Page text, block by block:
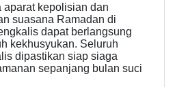
aparat kepolisian dan
suasana Ramadan di
dapat berlangsung
kekhusyukan. Seluruh
dipastikan siap siaga
sepanjang bulan suci